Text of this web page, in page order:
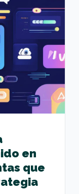
en
que